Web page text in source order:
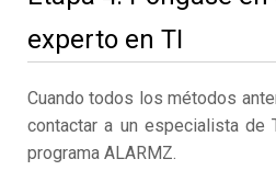
experto en TI
Cuando todos los métodos
contactar a un especialista de
programa ALARMZ.